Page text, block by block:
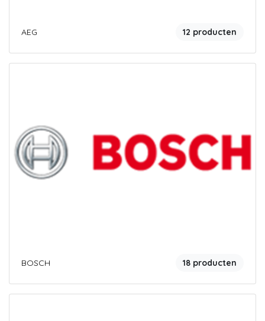
AEG 12 producten
BOSCH 18 producten